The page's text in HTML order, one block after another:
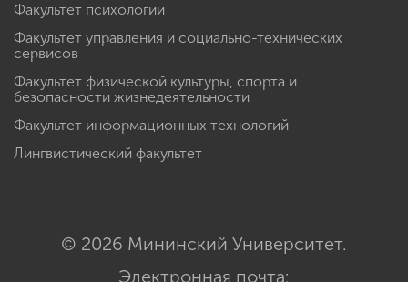
Факультет психологии
Факультет управления и социально-технических
сервисов
Факультет физической культуры, спорта и
безопасности жизнедеятельности
Факультет информационных технологий
Лингвистический факультет
© 2026 Мининский Университет.
Электронная почта: